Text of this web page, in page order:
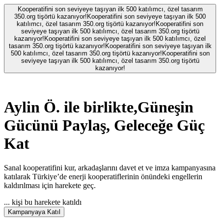
Kooperatifini son seviyeye taşıyan ilk 500 katılımcı, özel tasarım
350.org tişörtü kazanıyor! Kooperatifini son seviyeye taşıyan ilk 500
katılımcı, özel tasarım 350.org tişörtü kazanıyor! Kooperatifini son
seviyeye taşıyan ilk 500 katılımcı, özel tasarım 350.org tişörtü
kazanıyor! Kooperatifini son seviyeye taşıyan ilk 500 katılımcı, özel
tasarım 350.org tişörtü kazanıyor! Kooperatifini son seviyeye taşıyan ilk
500 katılımcı, özel tasarım 350.org tişörtü kazanıyor! Kooperatifini son
seviyeye taşıyan ilk 500 katılımcı, özel tasarım 350.org tişörtü
kazanıyor!
Aylin Ö. ile birlikte,Güneşin
Gücünü Paylaş, Geleceğe Güç
Kat
Sanal kooperatifini kur, arkadaşlarını davet et ve imza kampanyasına
katılarak Türkiye’de enerji kooperatiflerinin önündeki engellerin
kaldırılması için harekete geç.
... kişi bu harekete katıldı
Kampanyaya Katıl